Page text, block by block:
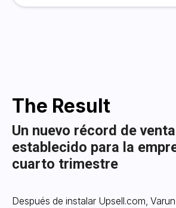
The Result
Un nuevo récord de
establecido para la
cuarto trimestre
Después de instalar Upsell.com,